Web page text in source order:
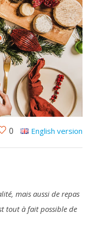
0 English version
mais aussi de repas
tout à fait possible de